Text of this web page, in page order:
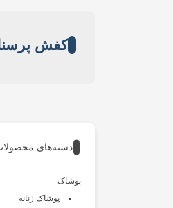
کفش
دسته‌های
پوشاک
پوشاک زنانه